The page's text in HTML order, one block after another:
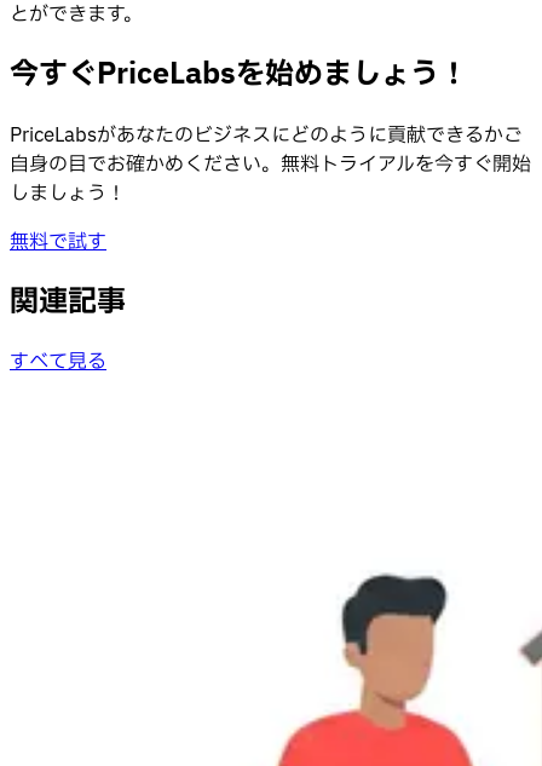
とができます。
今すぐPriceLabsを始めましょう！
PriceLabsがあなたのビジネスにどのように貢献できるかご
自身の目でお確かめください。無料トライアルを今すぐ開始
しましょう！
無料で試す
関連記事
すべて見る